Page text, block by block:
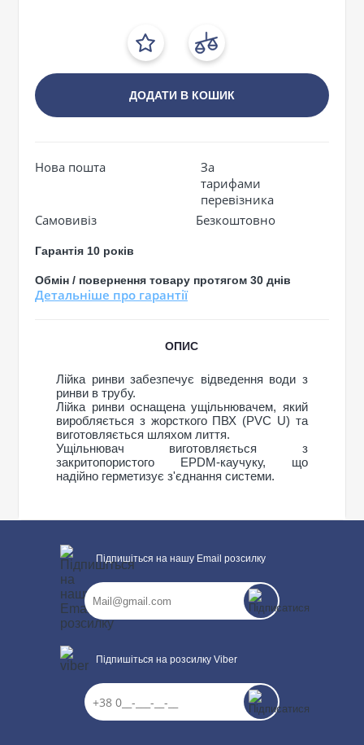
ПРОДОВЖИТИ ПОКУПКИ
ДОДАТИ В КОШИК
Нова пошта
За
тарифами
перевізника
Самовивіз
Безкоштовно
Гарантія 10 років
Обмін / повернення товару протягом 30 днів
Детальніше про гарантії
ОПИС
Лійка ринви забезпечує відведення води з
ринви в трубу.
Лійка ринви оснащена ущільнювачем, який
виробляється з жорсткого ПВХ (PVC U) та
виготовляється шляхом лиття.
Ущільнювач виготовляється з
закритопористого EPDM-каучуку, що
надійно герметизує з'єднання системи.
Загальні характеристики
Тип системи
120/85 мм
Матеріал
Технологія виробництва
Лиття
Розміри
Довжина
Вага
0,24 кг
Габарити
Кількість в упаковці
10 шт.
Додаткові характеристики
Написати відгук
Ваше ім’я:
Ваш відгук
Підпишіться на нашу Email розсилку
Підпишіться на розсилку Viber